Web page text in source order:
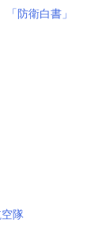
防衛白書」
隊